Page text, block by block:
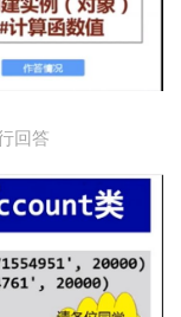
回答